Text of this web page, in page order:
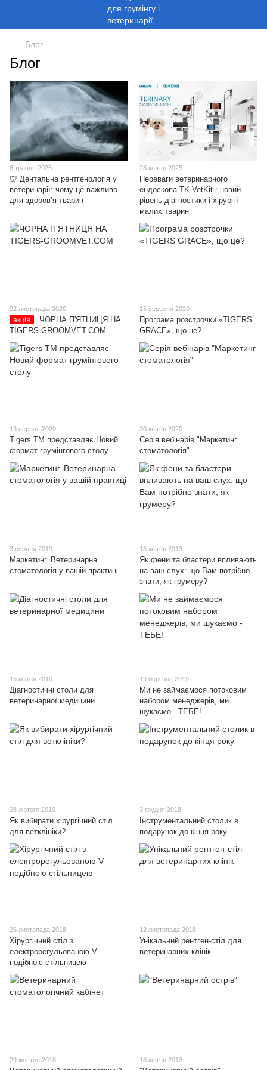
Блог
Блог
6 травня 2025
🦷 Дентальна рентгенологія у
ветеринарії: чому це важливо
для здоров’я тварин
28 квітня 2025
Переваги ветеринарного
ендоскопа TK-VetKit : новий
рівень діагностики і хірургії
малих тварин
22 листопада 2020
акція
ЧОРНА П'ЯТНИЦЯ НА
TIGERS-GROOMVET.COM
15 вересня 2020
Програма розстрочки «TIGERS
GRACE», що це?
13 серпня 2020
Tigers TM представляє Новий
формат грумінгового столу
30 квітня 2020
Серія вебінарів "Маркетинг
стоматологія"
3 серпня 2019
Маркетинг. Ветеринарна
стоматологія у вашій практиці
18 квітня 2019
Як фени та бластери впливають
на ваш слух: що Вам потрібно
знати, як грумеру?
15 квітня 2019
Діагностичні столи для
ветеринарної медицини
19 березня 2019
Ми не займаємося потоковим
набором менеджерів, ми
шукаємо - ТЕБЕ!
28 лютого 2019
Як вибирати хірургічний стіл
для ветклініки?
3 грудня 2018
Інструментальний столик в
подарунок до кінця року
26 листопада 2018
Хірургічний стіл з
електрорегульованою V-
подібною стільницею
12 листопада 2018
Унікальний рентген-стіл для
ветеринарних клінік
29 жовтня 2018 18 квітня 2018